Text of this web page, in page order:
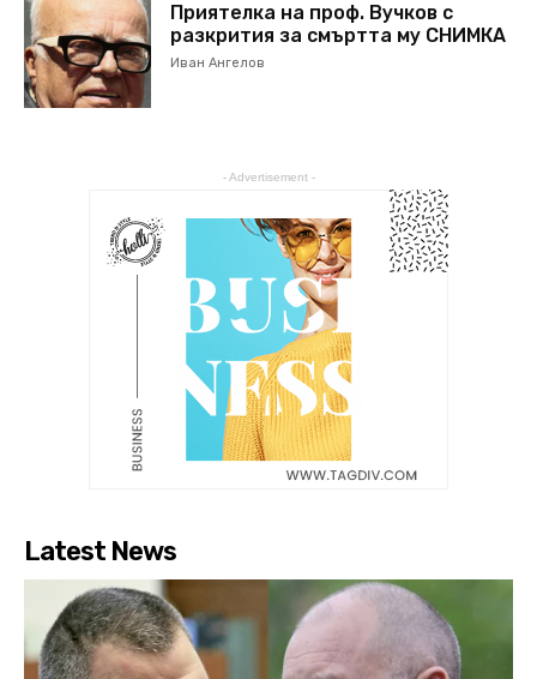
Приятелка на проф. Вучков с
разкрития за смъртта му СНИМКА
Иван Ангелов
- Advertisement -
Latest News